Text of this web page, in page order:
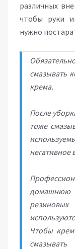
различных
чтобы руки
нужно
смазывать
крема.
После
тоже
негативное
Чтобы